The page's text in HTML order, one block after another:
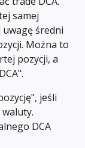
samej
średni
Można to
pozycji, a
jeśli
DCA